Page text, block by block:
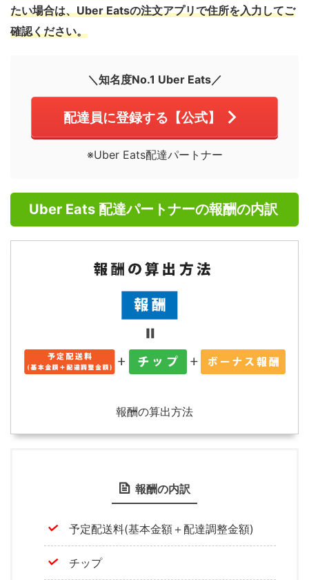
たい場合は、Uber Eatsの注文アプリで住所を入力してご
確認ください。
＼知名度No.1 Uber Eats／
配達員に登録する【公式】
※Uber Eats配達パートナー
Uber Eats 配達パートナーの報酬の内訳
報酬の算出方法
報酬の内訳
予定配送料(基本金額＋配達調整金額)
チップ